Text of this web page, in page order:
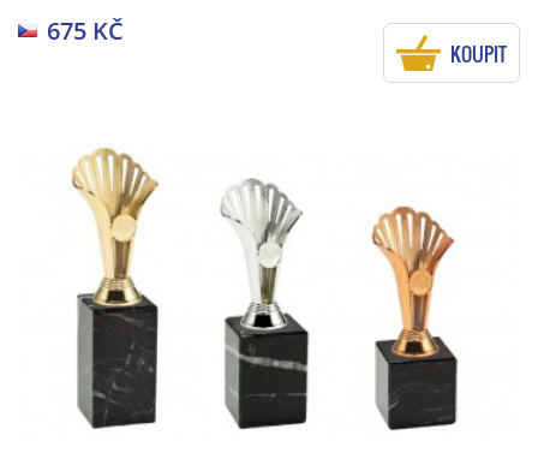
675 KČ
KOUPIT